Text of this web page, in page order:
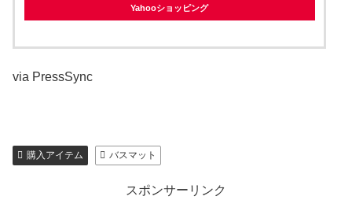
Yahooショッピング
via PressSync
購入アイテム バスマット
スポンサーリンク